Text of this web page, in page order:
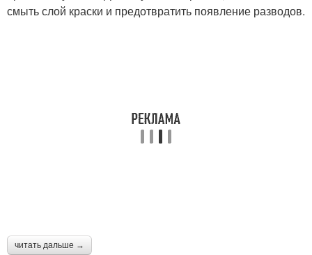
смыть слой краски и предотвратить появление разводов.
читать дальше →